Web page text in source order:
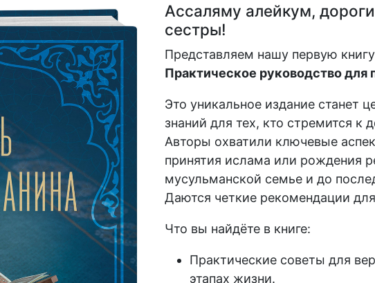
Ассаляму алейкум,
сестры!
Представляем нашу первую книгу
Практическое руководство для
Это уникальное издание станет
знаний для тех, кто стремится к
Авторы охватили ключевые
принятия ислама или рождения
мусульманской семье и до
Даются четкие рекомендации для
Что вы найдёте в книге:
Практические советы для
этапах жизни.